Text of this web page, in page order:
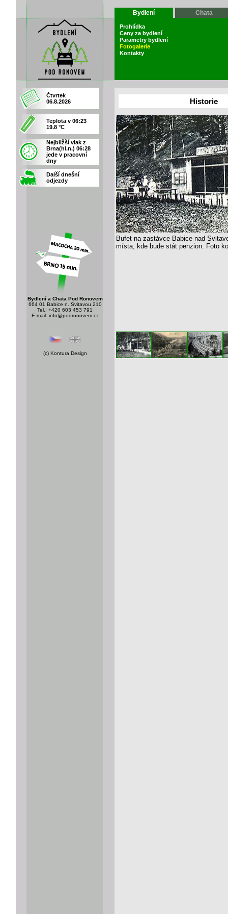
Bydlení Chata
Prohlídka
Ceny za bydlení
Parametry bydlení
Fotogalerie
Kontakty
Čtvrtek
06.8.2026
Teplota v 06:23
19.8 °C
Nejbližší vlak z
Brna(hl.n.) 06:28
jede v pracovní
dny
Další dnešní
odjezdy
Bydlení a Chata Pod Ronovem
664 01 Babice n. Svitavou 210
Tel.: +420 603 453 791
E-mail: info@podronovem.cz
(c) Kontura Design
Historie
Bufet na zastávce Babice nad
místa, kde bude stát penzion. Foto